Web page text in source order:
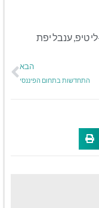
טיפ,ענבל יפת
הבא
התחדשות בתחום הפיננסי